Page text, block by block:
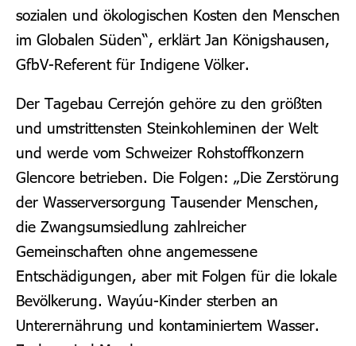
sozialen und ökologischen Kosten den Menschen
im Globalen Süden“, erklärt Jan Königshausen,
GfbV-Referent für Indigene Völker.
Der Tagebau Cerrejón gehöre zu den größten
und umstrittensten Steinkohleminen der Welt
und werde vom Schweizer Rohstoffkonzern
Glencore betrieben. Die Folgen: „Die Zerstörung
der Wasserversorgung Tausender Menschen,
die Zwangsumsiedlung zahlreicher
Gemeinschaften ohne angemessene
Entschädigungen, aber mit Folgen für die lokale
Bevölkerung. Wayúu-Kinder sterben an
Unterernährung und kontaminiertem Wasser.